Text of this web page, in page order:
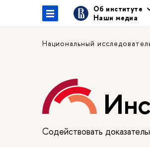
Об институте
Наши медиа
Национальный
Содействовать